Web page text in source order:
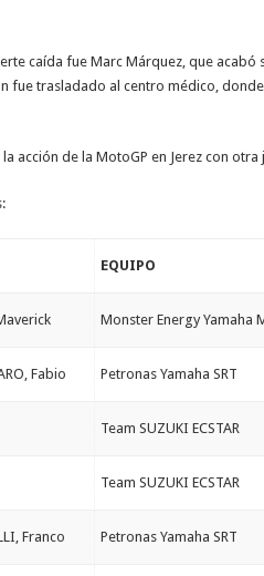
caída fue Marc Márquez, que acabó
fue trasladado al centro médico,
acción de la MotoGP en Jerez con
EQUIPO
Monster Energy Yamaha
Fabio Petronas Yamaha SRT
Team SUZUKI ECSTAR
Team SUZUKI ECSTAR
Franco Petronas Yamaha SRT